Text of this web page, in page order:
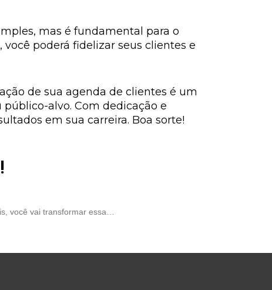
mas é fundamental para o
poderá fidelizar seus clientes e
de sua agenda de clientes é um
alvo. Com dedicação e
em sua carreira. Boa sorte!
você vai transformar essa…